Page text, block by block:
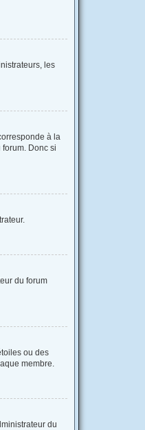
les
à la
Donc si
du forum
ou des
membre.
du